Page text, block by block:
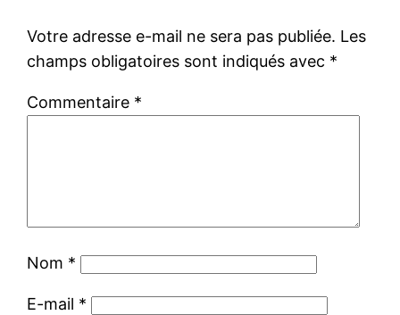
Votre adresse e-mail ne sera pas publiée. Les
champs obligatoires sont indiqués avec *
Commentaire *
Nom *
E-mail *